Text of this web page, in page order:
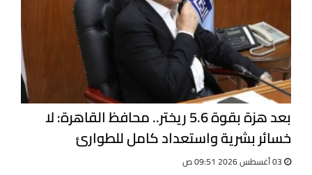
بعد هزة بقوة 5.6 ريختر.. محافظ القاهرة: لا
خسائر بشرية واستعداد كامل للطوارئ